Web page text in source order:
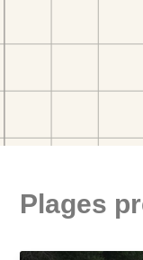
Plages